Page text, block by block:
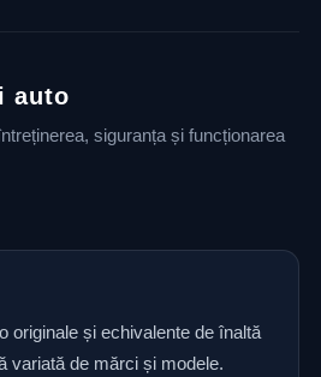
auto
siguranța și funcționarea
originale și echivalente de înaltă
variată de mărci și modele.